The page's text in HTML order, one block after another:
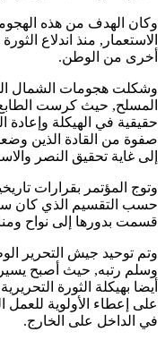
وكان الهدف من هذه
الاستعمار, منذ اندلاع
أخرى من الوطن.
وشكلت هجومات الشمال
المسلح, حيث كرست
حقيقية في الهيكلة
صفوة من القادة الذين
إلى غاية تحقيق النصر
وتوج المؤتمر بقرارات
قسمت بدورها إلى نواح
وتم توحيد جيش التحرير
وسلم رتبه, حيث أصبح
أيضا بهيكلة الثورة
على إعطاء الأولوية
في الداخل على الخارج.